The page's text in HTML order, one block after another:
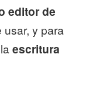
editor de
usar, y para
escritura